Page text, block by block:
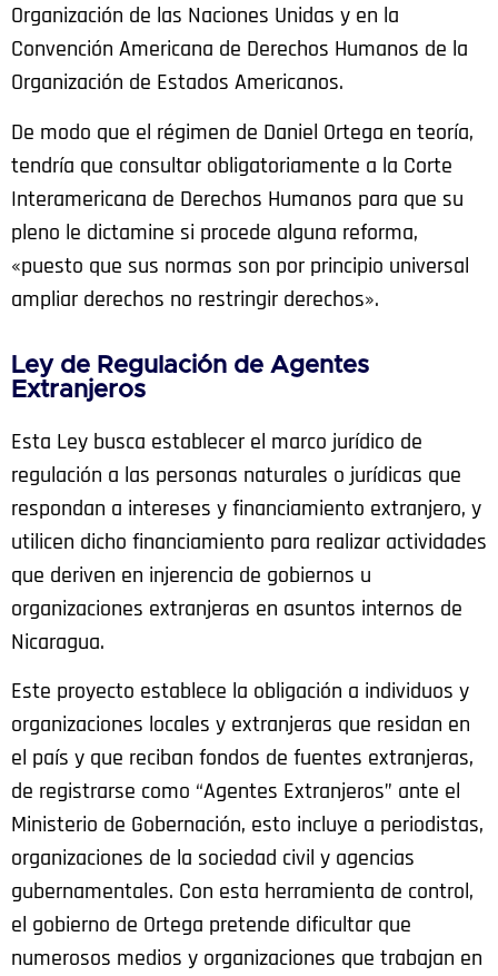
Organización de las Naciones Unidas y en la
Convención Americana de Derechos Humanos de la
Organización de Estados Americanos.
De modo que el régimen de Daniel Ortega en teoría,
tendría que consultar obligatoriamente a la Corte
Interamericana de Derechos Humanos para que su
pleno le dictamine si procede alguna reforma,
«puesto que sus normas son por principio universal
ampliar derechos no restringir derechos».
Ley de Regulación de Agentes
Extranjeros
Esta Ley busca establecer el marco jurídico de
regulación a las personas naturales o jurídicas que
respondan a intereses y financiamiento extranjero, y
utilicen dicho financiamiento para realizar actividades
que deriven en injerencia de gobiernos u
organizaciones extranjeras en asuntos internos de
Nicaragua.
Este proyecto establece la obligación a individuos y
organizaciones locales y extranjeras que residan en
el país y que reciban fondos de fuentes extranjeras,
de registrarse como “Agentes Extranjeros” ante el
Ministerio de Gobernación, esto incluye a periodistas,
organizaciones de la sociedad civil y agencias
gubernamentales. Con esta herramienta de control,
el gobierno de Ortega pretende dificultar que
numerosos medios y organizaciones que trabajan en